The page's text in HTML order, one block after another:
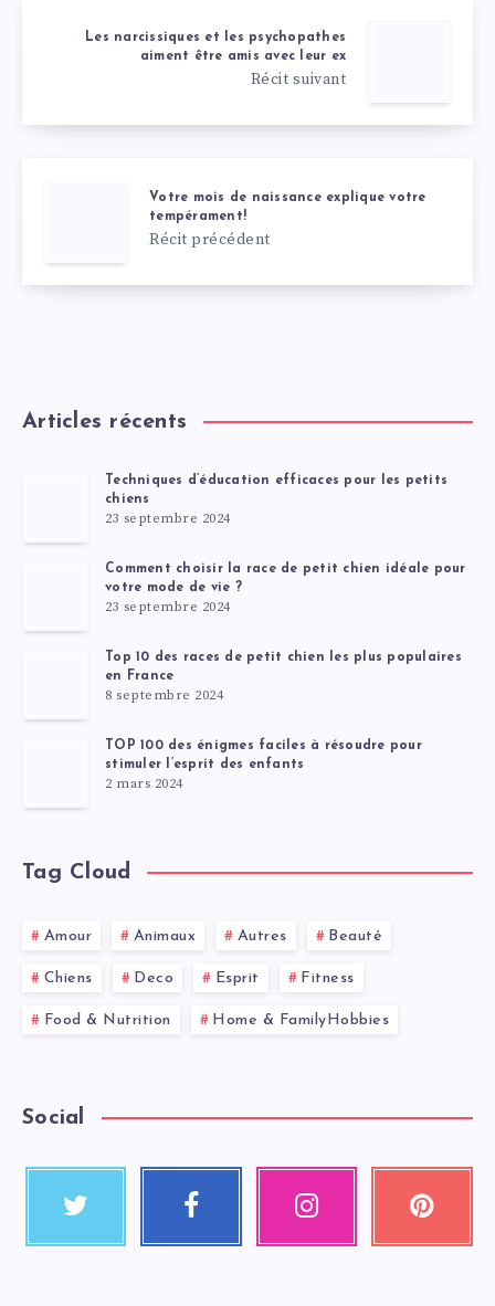
Les narcissiques et les psychopathes
aiment être amis avec leur ex
Récit suivant
Votre mois de naissance explique votre
tempérament!
Récit précédent
Articles récents
Techniques d’éducation efficaces pour les petits
chiens
23 septembre 2024
Comment choisir la race de petit chien idéale pour
votre mode de vie ?
23 septembre 2024
Top 10 des races de petit chien les plus populaires
en France
8 septembre 2024
TOP 100 des énigmes faciles à résoudre pour
stimuler l’esprit des enfants
2 mars 2024
Tag Cloud
Amour Animaux Autres Beauté
Chiens Deco Esprit Fitness
Food & Nutrition Home & FamilyHobbies
Social